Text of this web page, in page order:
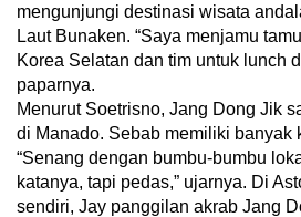
mengunjungi destinasi wisata
Laut Bunaken. “Saya menjamu
Korea Selatan dan tim untuk lunch
paparnya.
Menurut Soetrisno, Jang Dong Jik
di Manado. Sebab memiliki banyak
“Senang dengan bumbu-bumbu
katanya, tapi pedas,” ujarnya. Di
sendiri, Jay panggilan akrab Jang